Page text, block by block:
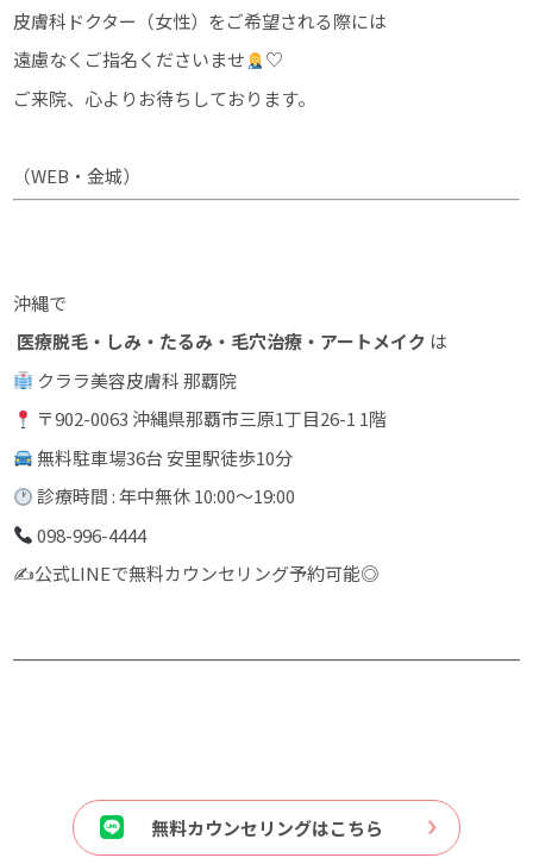
皮膚科ドクター（女性）をご希望される際には
遠慮なくご指名くださいませ
♡
ご来院、心よりお待ちしております。
（WEB・金城）
沖縄で
医療脱毛・しみ・たるみ・毛穴治療・アートメイク は
クララ美容皮膚科 那覇院
〒902-0063 沖縄県那覇市三原1丁目26-1 1階
無料駐車場36台 安里駅徒歩10分
診療時間 : 年中無休 10:00〜19:00
098-996-4444
✍️公式LINEで無料カウンセリング予約可能◎
無料カウンセリングはこちら